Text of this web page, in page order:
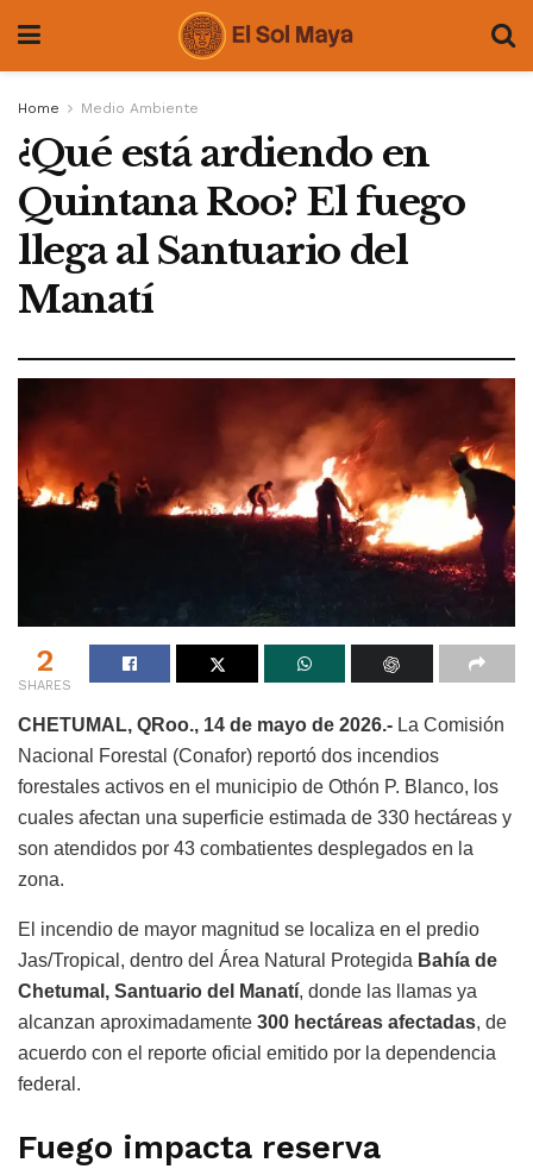
Home Medio Ambiente
¿Qué está ardiendo en
Quintana Roo? El fuego
llega al Santuario del
Manatí
2
SHARES
CHETUMAL, QRoo., 14 de mayo de 2026.- La Comisión
Nacional Forestal (Conafor) reportó dos incendios
forestales activos en el municipio de Othón P. Blanco, los
cuales afectan una superficie estimada de 330 hectáreas y
son atendidos por 43 combatientes desplegados en la
zona.
El incendio de mayor magnitud se localiza en el predio
Jas/Tropical, dentro del Área Natural Protegida Bahía de
Chetumal, Santuario del Manatí, donde las llamas ya
alcanzan aproximadamente 300 hectáreas afectadas, de
acuerdo con el reporte oficial emitido por la dependencia
federal.
Fuego impacta reserva